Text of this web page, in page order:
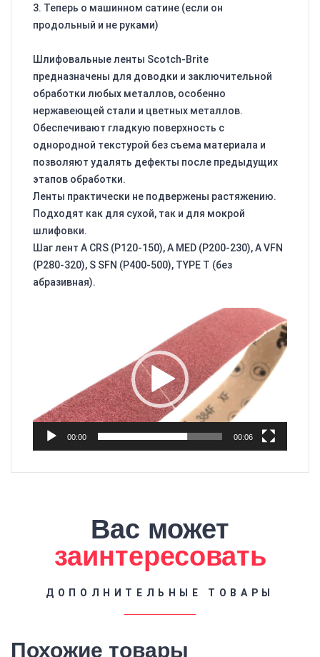
3. Теперь о машинном сатине (если он
продольный и не руками)
Шлифовальные ленты Scotch-Brite
предназначены для доводки и заключительной
обработки любых металлов, особенно
нержавеющей стали и цветных металлов.
Обеспечивают гладкую поверхность с
однородной текстурой без съема материала и
позволяют удалять дефекты после предыдущих
этапов обработки.
Ленты практически не подвержены растяжению.
Подходят как для сухой, так и для мокрой
шлифовки.
Шаг лент A CRS (Р120-150), A MED (Р200-230), A VFN
(Р280-320), S SFN (Р400-500), TYPE T (без
абразивная).
00:00 00:06
Вас может
заинтересовать
ДОПОЛНИТЕЛЬНЫЕ ТОВАРЫ
Похожие товары